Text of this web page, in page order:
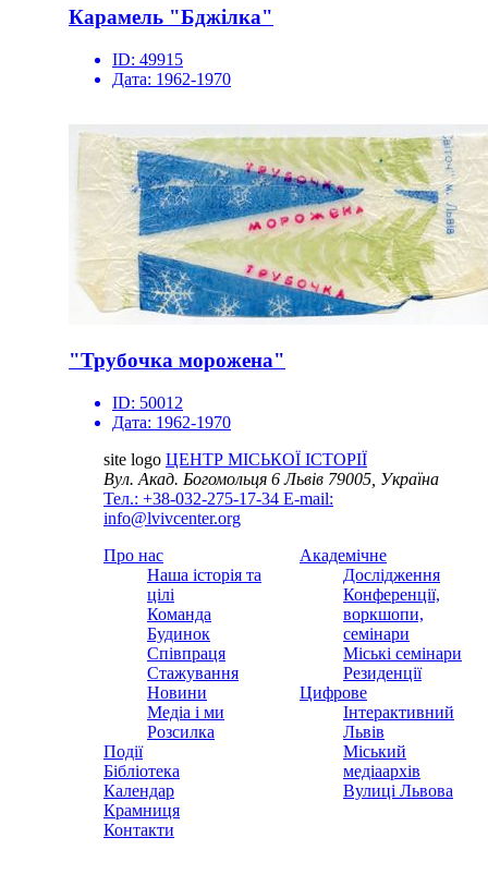
Карамель "Бджілка"
ID: 49915
Дата: 1962-1970
"Трубочка морожена"
ID: 50012
Дата: 1962-1970
site logo ЦЕНТР МІСЬКОЇ ІСТОРІЇ
Вул. Акад. Богомольця 6Львів 79005, Україна
Тел.: +38-032-275-17-34 E-mail:
info@lvivcenter.org
Про нас
Наша історія та
цілі
Команда
Будинок
Співпраця
Стажування
Новини
Медіа і ми
Розсилка
Події
Бібліотека
Календар
Крамниця
Контакти
Академічне
Дослідження
Конференції,
воркшопи,
семінари
Міські семінари
Резиденції
Цифрове
Інтерактивний
Львів
Міський
медіаархів
Вулиці Львова